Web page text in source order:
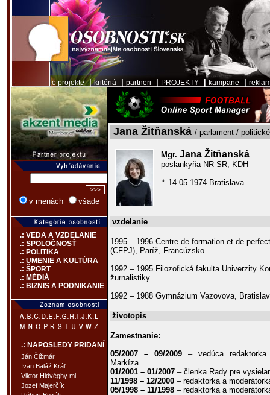
o projekte|kritériá partneri PROJEKTY kampane
v menách všade
.: VEDA A VZDELANIE
.: SPOLOČNOSŤ
.: POLITIKA
.: UMENIE A KULTÚRA
.: ŠPORT
.: MÉDIÁ
.: BIZNIS A PODNIKANIE
.: NAPOSLEDY PRIDANÍ
Ján Čižmár
Ivan Baláž Kráľ
Viktor Hidvéghy ml.
Jozef Majerčík
Jana Žitňanská / parlament /
Mgr. Jana Žitňanská
poslankyňa NR SR, KDH
* 14.05.1974 Bratislava
vzdelanie
1995 – 1996 Centre de formation et de
(CFPJ), Paríž, Francúzsko
1992 – 1995 Filozofická fakulta Univerzity
žurnalistiky
1992 – 1988 Gymnázium Vazovova,
životopis
Zamestnanie:
05/2007 – 09/2009 – vedúca redaktorka
Markíza
01/2001 – 01/2007 – členka Rady pre
11/1998 – 12/2000 – redaktorka a
05/1998 – 11/1998 – redaktorka a